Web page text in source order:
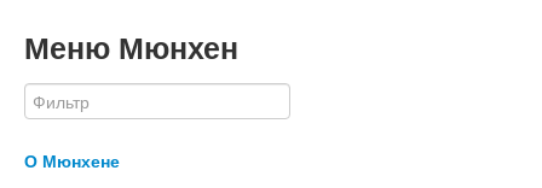
Меню Мюнхен
О Мюнхене